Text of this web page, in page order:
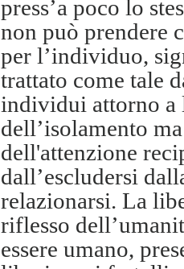
press’a poco lo
non può prendere
per l’individuo,
trattato come tale
individui attorno a
dell’isolamento
dell'attenzione
dall’escludersi
relazionarsi. La
riflesso
essere umano,